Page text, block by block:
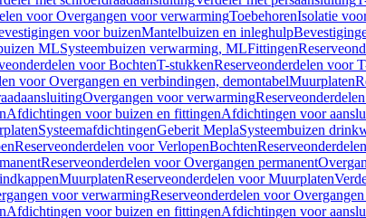
voor Overgangen voor verwarmingToebehorenIsolatie
voor buizenMantelbuizen en inleghulp
MLSysteembuizen verwarming, MLFittingen
voor BochtenT-stukkenReserveonderdelen voor
voor Overgangen en verbindingen, demontabelMuurplaten
Overgangen voor verwarming
Afdichtingen voor buizen en fittingenAfdichtingen voor
SysteemafdichtingenGeberit MeplaSysteembuizen
Reserveonderdelen voor VerlopenBochten
Reserveonderdelen voor Overgangen permanent
MuurplatenReserveonderdelen voor Muurplaten
voor verwarmingReserveonderdelen voor
Afdichtingen voor buizen en fittingenAfdichtingen voor